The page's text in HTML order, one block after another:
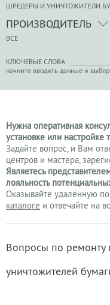
ШРЕДЕРЫ И УНИЧТОЖИТЕЛИ
ПРОИЗВОДИТЕЛЬ
ВСЕ
КЛЮЧЕВЫЕ СЛОВА
начните вводить данные и
Нужна оперативная
установке или настройке
Задайте вопрос, и Вам
центров и мастера,
Являетесь
лояльность
Оказывайте удалённую
каталоге и отвечайте на
Вопросы по ремонту
уничтожителей